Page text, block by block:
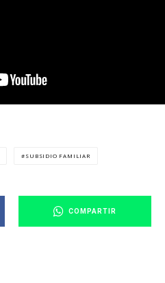
SUBSIDIO FAMILIAR
COMPARTIR